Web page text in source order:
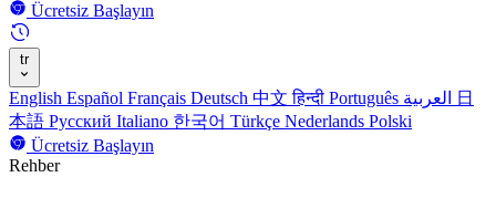
Ücretsiz Başlayın
tr
English Español Français Deutsch 中文हिन्दी Português
日
本語 Русский Italiano 한국어 Türkçe Nederlands Polski
Ücretsiz Başlayın
Rehber